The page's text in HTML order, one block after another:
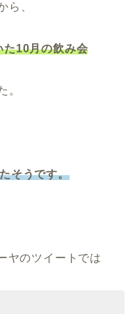
ら、
た10月の飲み会
。
そうです。
ヤのツイートでは